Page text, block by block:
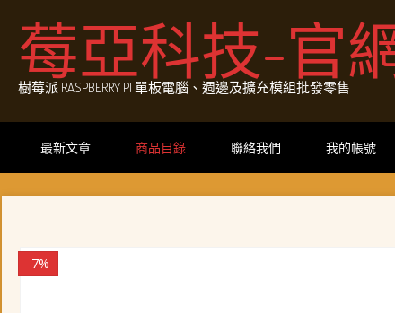
content莓亞科技-官
樹莓派 RASPBERRY PI 單板電腦、週邊及擴充模組批發零售
最新文章 商品目錄 聯絡我們 我的帳號
-7%